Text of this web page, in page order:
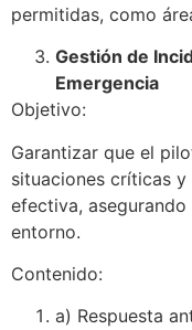
permitidas, como
Gestión de
Emergencia
Objetivo:
Garantizar que el
situaciones críticas y
efectiva,
entorno.
Contenido:
a) Respuesta